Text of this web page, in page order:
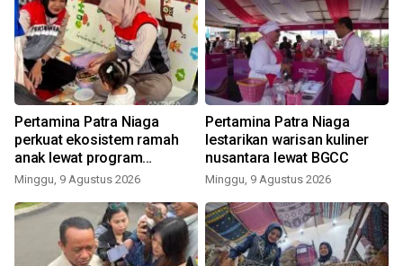
Pertamina Patra Niaga
perkuat ekosistem ramah
anak lewat program
'Tamasya'
Minggu, 9 Agustus 2026
Pertamina Patra Niaga
lestarikan warisan kuliner
nusantara lewat BGCC
Minggu, 9 Agustus 2026